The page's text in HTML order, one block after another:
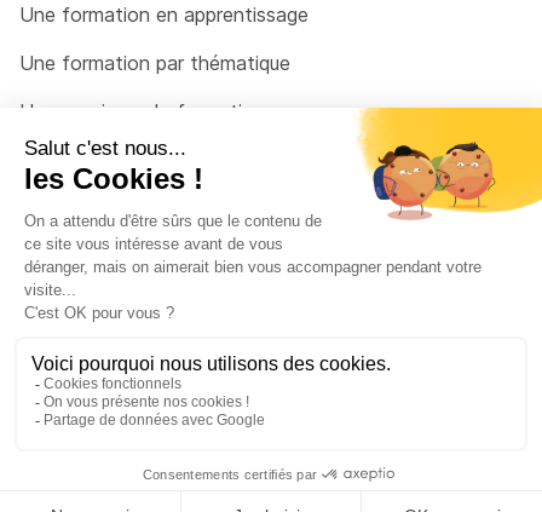
Une formation en apprentissage
Une formation par thématique
Un organisme de formation
Un conseiller
Une solution pour raccrocher
© 2026 - Côté Formations - par Via Compétences
Menu Pied de page
Mentions Légales
Politique de confidentialité